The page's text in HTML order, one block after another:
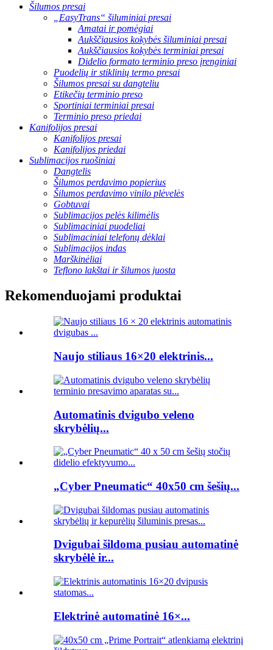
Šilumos presai
„EasyTrans“ šiluminiai presai
Amatai ir pomėgiai
Aukščiausios kokybės šiluminiai presai
Aukščiausios kokybės terminiai presai
Didelio formato terminio preso įrenginiai
Puodelių ir stiklinių termo presai
Šilumos presai su dangteliu
Etikečių terminio preso
Sportiniai terminiai presai
Terminio preso priedai
Kanifolijos presai
Kanifolijos presai
Kanifolijos priedai
Sublimacijos ruošiniai
Dangtelis
Šilumos perdavimo popierius
Šilumos perdavimo vinilo plėvelės
Gobtuvai
Sublimacijos pelės kilimėlis
Sublimaciniai puodeliai
Sublimaciniai telefonų dėklai
Sublimacijos indas
Marškinėliai
Teflono lakštai ir šilumos juosta
Rekomenduojami produktai
Naujo stiliaus 16×20 elektrinis...
Automatinis dvigubo veleno
skrybėlių...
„Cyber ​​Pneumatic“ 40x50 cm šešių...
Dvigubai šildoma pusiau automatinė
skrybėlė ir...
Elektrinė automatinė 16×...